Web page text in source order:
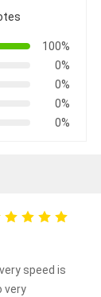
100%
0%
0%
0%
0%
speed is
very